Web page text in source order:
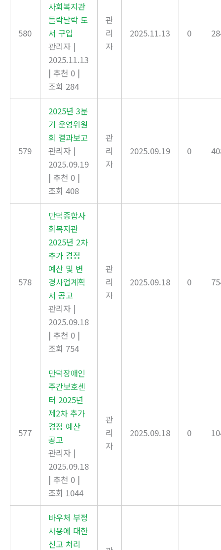
580
사회복지관
들락날락 도
서 구입
관리자 |
2025.11.13
| 추천 0 |
조회 284
관
리
자
2025.11.13 0
579
2025년 3분
기 운영위원
회 결과보고
관리자 |
2025.09.19
| 추천 0 |
조회 408
관
리
자
2025.09.19 0
578
만덕종합사
회복지관
2025년 2차
추가 경정
예산 및 변
경사업계획
서 공고
관리자 |
2025.09.18
| 추천 0 |
조회 754
관
리
자
2025.09.18 0
577
만덕장애인
주간보호센
터 2025년
제2차 추가
경정 예산
공고
관리자 |
2025.09.18
| 추천 0 |
조회 1044
관
리
자
2025.09.18 0
바우처 부정
사용에 대한
신고 처리